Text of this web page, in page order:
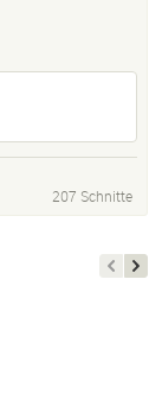
207 Schnitte